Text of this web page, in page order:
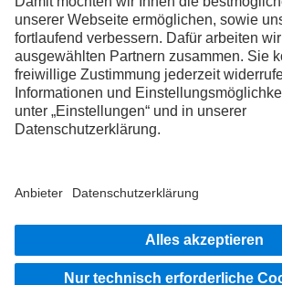
FOLLOW THE ROADSTARS.
Tausche jetzt Erfahrungen mit anderen
Truckern aus.